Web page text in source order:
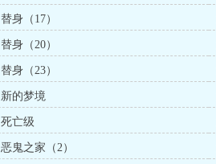
身（17）
身（20）
身（23）
的梦境
亡级
鬼之家（2）